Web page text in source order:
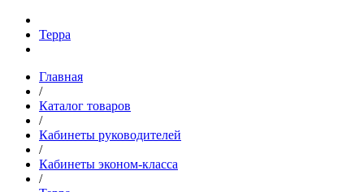
Терра
Главная
/
Каталог товаров
/
Кабинеты руководителей
/
Кабинеты эконом-класса
/